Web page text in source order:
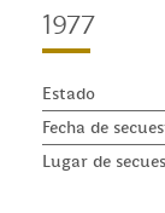
1977
Estado
Fecha de
Lugar de